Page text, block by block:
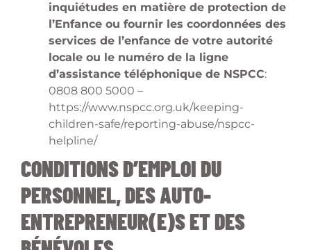
inquiétudes en matière de protection de
l’Enfance ou fournir les coordonnées des
services de l’enfance de votre autorité
locale ou le numéro de la ligne
d’assistance téléphonique de NSPCC:
0808 800 5000 –
https://www.nspcc.org.uk/keeping-
children-safe/reporting-abuse/nspcc-
helpline/
CONDITIONS D’EMPLOI DU
PERSONNEL, DES AUTO-
ENTREPRENEUR(E)S ET DES